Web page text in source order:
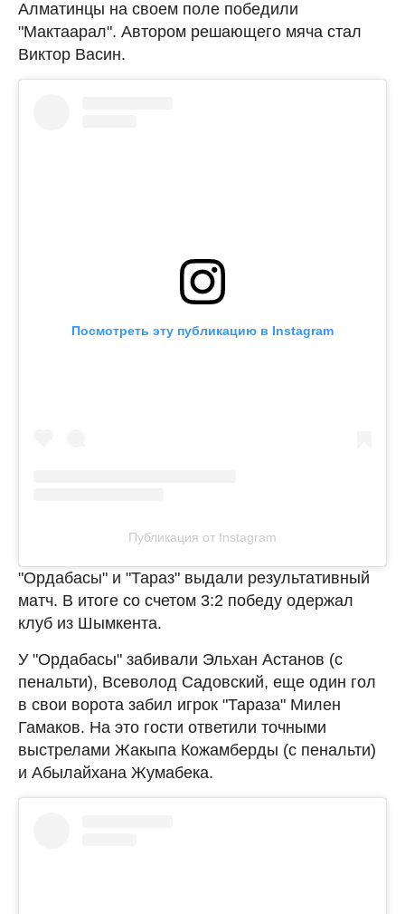
Алматинцы на своем поле победили
"Мактаарал". Автором решающего мяча стал
Виктор Васин.
Посмотреть эту публикацию в Instagram
Публикация от Instagram
"Ордабасы" и "Тараз" выдали результативный
матч. В итоге со счетом 3:2 победу одержал
клуб из Шымкента.
У "Ордабасы" забивали Эльхан Астанов (с
пенальти), Всеволод Садовский, еще один гол
в свои ворота забил игрок "Тараза" Милен
Гамаков. На это гости ответили точными
выстрелами Жакыпа Кожамберды (с пенальти)
и Абылайхана Жумабека.